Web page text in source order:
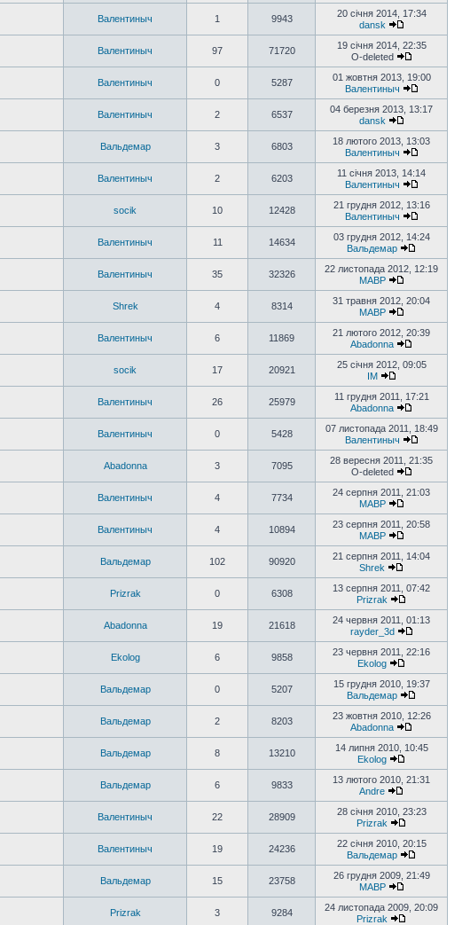
Валентиныч 1 9943
20 січня 2014, 17:34
dansk
Валентиныч 97 71720
19 січня 2014, 22:35
O-deleted
Валентиныч 0 5287
01 жовтня 2013, 19:00
Валентиныч
Валентиныч 2 6537
04 березня 2013, 13:17
dansk
Вальдемар 3 6803
18 лютого 2013, 13:03
Валентиныч
Валентиныч 2 6203
11 січня 2013, 14:14
Валентиныч
socik 10 12428
21 грудня 2012, 13:16
Валентиныч
Валентиныч 11 14634
03 грудня 2012, 14:24
Вальдемар
Валентиныч 35 32326
22 листопада 2012, 12:19
MABP
Shrek 4 8314
31 травня 2012, 20:04
MABP
Валентиныч 6 11869
21 лютого 2012, 20:39
Abadonna
socik 17 20921
25 січня 2012, 09:05
IM
Валентиныч 26 25979
11 грудня 2011, 17:21
Abadonna
Валентиныч 0 5428
07 листопада 2011, 18:49
Валентиныч
Abadonna 3 7095
28 вересня 2011, 21:35
O-deleted
Валентиныч 4 7734
24 серпня 2011, 21:03
MABP
Валентиныч 4 10894
23 серпня 2011, 20:58
MABP
Вальдемар 102 90920
21 серпня 2011, 14:04
Shrek
Prizrak 0 6308
13 серпня 2011, 07:42
Prizrak
Abadonna 19 21618
24 червня 2011, 01:13
rayder_3d
Ekolog 6 9858
23 червня 2011, 22:16
Ekolog
Вальдемар 0 5207
15 грудня 2010, 19:37
Вальдемар
Вальдемар 2 8203
23 жовтня 2010, 12:26
Abadonna
Вальдемар 8 13210
14 липня 2010, 10:45
Ekolog
Вальдемар 6 9833
13 лютого 2010, 21:31
Andre
Валентиныч 22 28909
28 січня 2010, 23:23
Prizrak
Валентиныч 19 24236
22 січня 2010, 20:15
Вальдемар
Вальдемар 15 23758
26 грудня 2009, 21:49
MABP
Prizrak 3 9284
24 листопада 2009, 20:09
Prizrak